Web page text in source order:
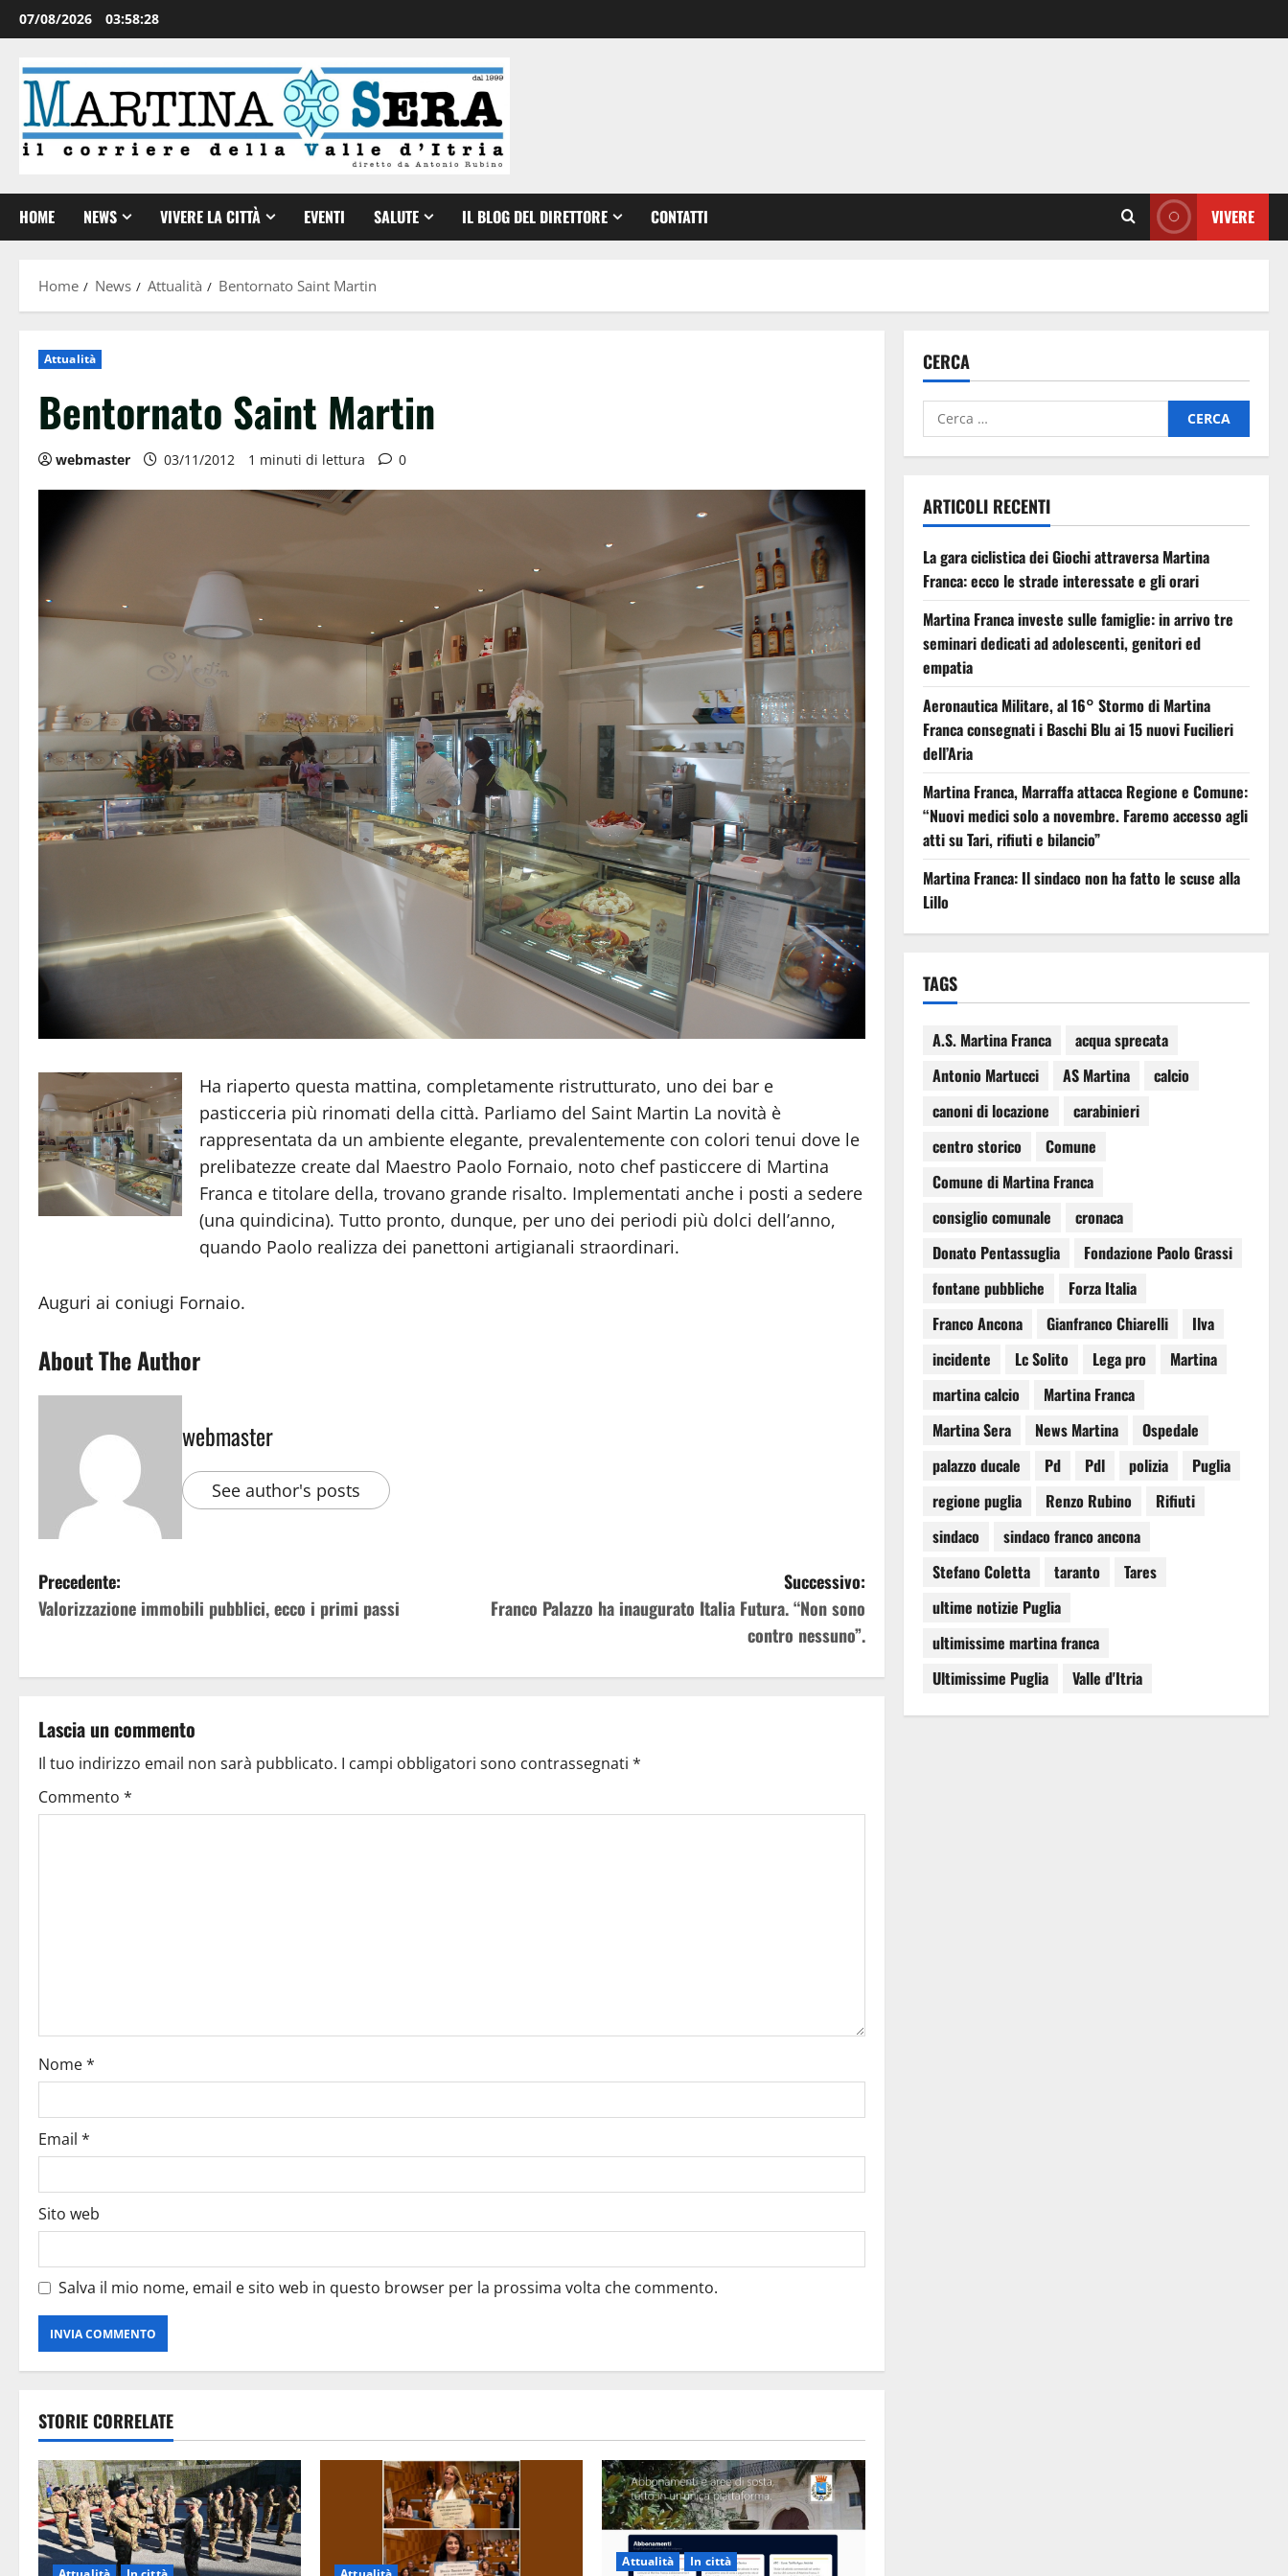
07/08/2026 03:58:29
HOME NEWS VIVERE LA CITTÀ EVENTI SALUTE IL BLOG DEL DIRETTORE CONTATTI VIVERE
Home News Attualità Bentornato Saint Martin
Attualità
Bentornato Saint Martin
webmaster 03/11/2012 1 minuti di lettura 0
Ha riaperto questa mattina, completamente ristrutturato, uno dei bar e
pasticceria più rinomati della città. Parliamo del Saint Martin La novità è
rappresentata da un ambiente elegante, prevalentemente con colori tenui dove le
prelibatezze create dal Maestro Paolo Fornaio, noto chef pasticcere di Martina
Franca e titolare della, trovano grande risalto. Implementati anche i posti a sedere
(una quindicina). Tutto pronto, dunque, per uno dei periodi più dolci dell’anno,
quando Paolo realizza dei panettoni artigianali straordinari.
Auguri ai coniugi Fornaio.
About The Author
webmaster
See author's posts
Precedente:
Valorizzazione immobili pubblici, ecco i primi passi
Successivo:
Franco Palazzo ha inaugurato Italia Futura. “Non sono
contro nessuno”.
Lascia un commento
Il tuo indirizzo email non sarà pubblicato. I campi obbligatori sono contrassegnati *
Commento *
Nome*
Email *
Sito web
Salva il mio nome, email e sito web in questo browser per la prossima volta che commento.
STORIE CORRELATE
Attualità In città
CERCA
ARTICOLI RECENTI
La gara ciclistica dei Giochi attraversa Martina
Franca: ecco le strade interessate e gli orari
Martina Franca investe sulle famiglie: in arrivo tre
seminari dedicati ad adolescenti, genitori ed
empatia
Aeronautica Militare, al 16° Stormo di Martina
Franca consegnati i Baschi Blu ai 15 nuovi Fucilieri
dell’Aria
Martina Franca, Marraffa attacca Regione e Comune:
“Nuovi medici solo a novembre. Faremo accesso agli
atti su Tari, rifiuti e bilancio”
Martina Franca: Il sindaco non ha fatto le scuse alla
Lillo
TAGS
A.S. Martina Franca
acqua sprecata
Antonio Martucci
AS Martina
calcio
canoni di locazione
carabinieri
centro storico
Comune
Comune di Martina Franca
consiglio comunale
cronaca
Donato Pentassuglia
Fondazione Paolo Grassi
fontane pubbliche
Forza Italia
Franco Ancona
Gianfranco Chiarelli
Ilva
incidente
Lc Solito Lega pro
Martina
martina calcio
Martina Franca
Martina Sera
News Martina
Ospedale
palazzo ducale
Pd Pdl polizia
Puglia
regione puglia
Renzo Rubino
Rifiuti
sindaco
sindaco franco ancona
Stefano Coletta
taranto
Tares
ultime notizie Puglia
ultimissime martina franca
Ultimissime Puglia
Valle d'Itria